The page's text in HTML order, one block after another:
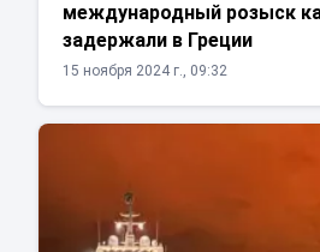
международный розыск
задержали в Греции
15 ноября 2024 г., 09:32